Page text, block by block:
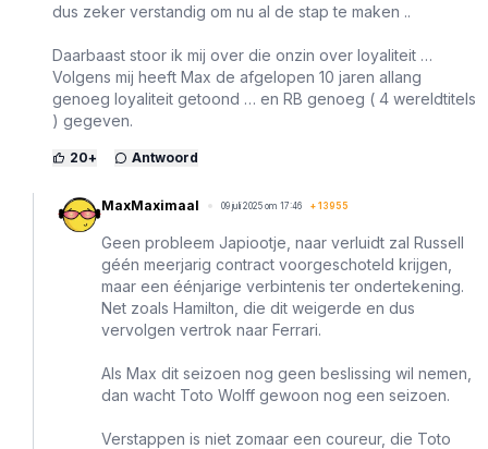
dus zeker verstandig om nu al de stap te maken ..
Daarbaast stoor ik mij over die onzin over loyaliteit …
Volgens mij heeft Max de afgelopen 10 jaren allang
genoeg loyaliteit getoond … en RB genoeg ( 4 wereldtitels
) gegeven.
20+ Antwoord
MaxMaximaal 09 juli 2025 om 17:46 + 13955
Geen probleem Japiootje, naar verluidt zal Russell
géén meerjarig contract voorgeschoteld krijgen,
maar een éénjarige verbintenis ter ondertekening.
Net zoals Hamilton, die dit weigerde en dus
vervolgen vertrok naar Ferrari.
Als Max dit seizoen nog geen beslissing wil nemen,
dan wacht Toto Wolff gewoon nog een seizoen.
Verstappen is niet zomaar een coureur, die Toto